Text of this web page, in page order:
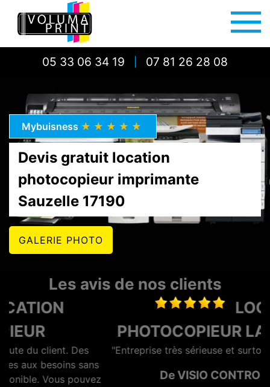
05 33 06 34 19 07 81 26 28 08
Mybuisness ★★★★★
Devis gratuit location
photocopieur imprimante
Sauzelle 17190
GALERIE PHOTO
Les avis de nos clients
LOCATION
PHOTOCOPIEUR LA ROCHELLE
"Entreprise très sérieuse et surtout rapide et efficace"
De VISIO CONTROL OUEST